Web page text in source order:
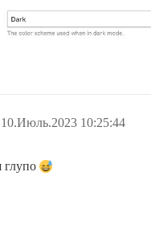
10.Июль.2023 10:25:44
глупо